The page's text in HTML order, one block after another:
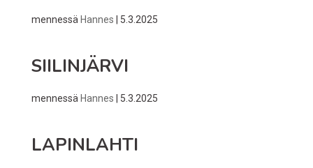
mennessä Hannes 5.3.2025
SIILINJÄRVI
mennessä Hannes 5.3.2025
LAPINLAHTI